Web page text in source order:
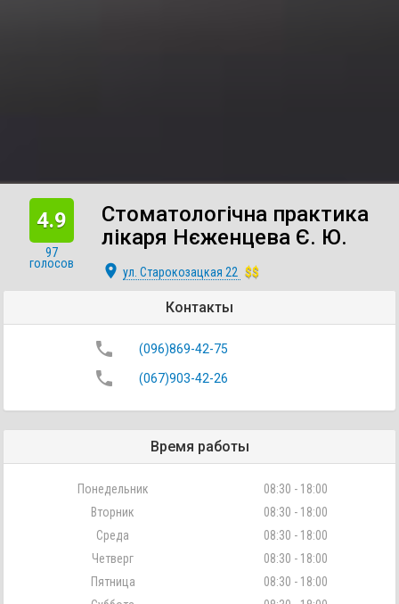
4.9
97
голосов
Стоматологічна практика
лікаря Нєженцева Є. Ю.
place ул. Старокозацкая 22 $$
Контакты
phone (096)869-42-75
phone (067)903-42-26
Время работы
Понедельник
08:30 - 18:00
Вторник
08:30 - 18:00
Среда
08:30 - 18:00
Четверг
08:30 - 18:00
Пятница
08:30 - 18:00